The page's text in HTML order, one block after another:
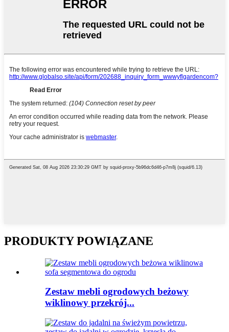
PRODUKTY POWIĄZANE
Zestaw mebli ogrodowych beżowy
wiklinowy przekrój...